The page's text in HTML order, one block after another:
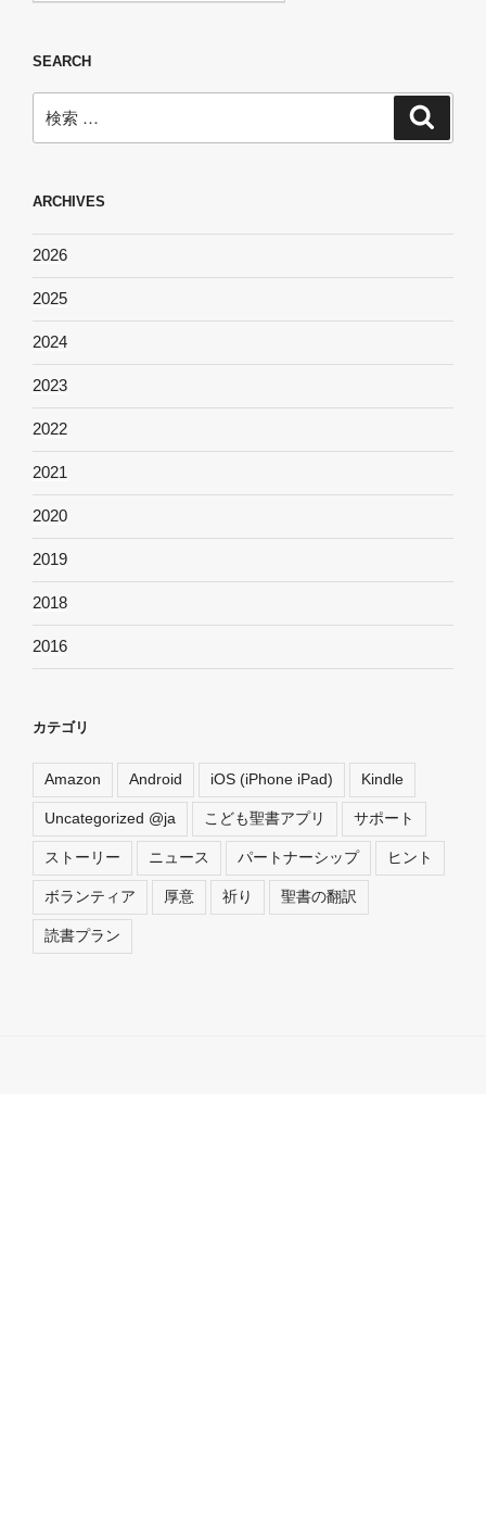
SEARCH
索:
ARCHIVES
2026
2025
2024
2023
2022
2021
2020
2019
2018
2016
カテゴリ
Amazon Android iOS (iPhone iPad) Kindle
Uncategorized @ja こども聖書アプリ サポート
ストーリー ニュース パートナーシップ ヒント
ボランティア 厚意 祈り 聖書の翻訳
読書プラン